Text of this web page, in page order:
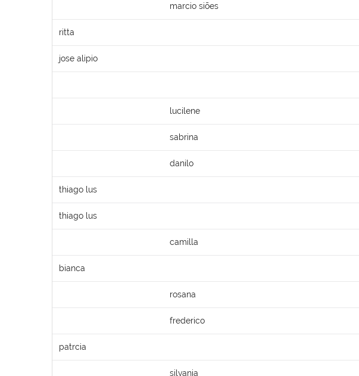
marcio siões
ritta
jose alipio
lucilene
sabrina
danilo
thiago lus
thiago lus
camilla
bianca
rosana
frederico
patrcia
silvania